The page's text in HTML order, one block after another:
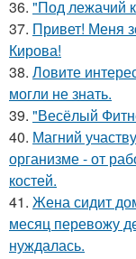
36. "Под лежачий
37. Привет! Меня
Кирова!
38. Ловите
могли не знать.
39. "Весёлый
40. Магний
организме - от
костей.
41. Жена сидит
месяц перевожу
нуждалась.